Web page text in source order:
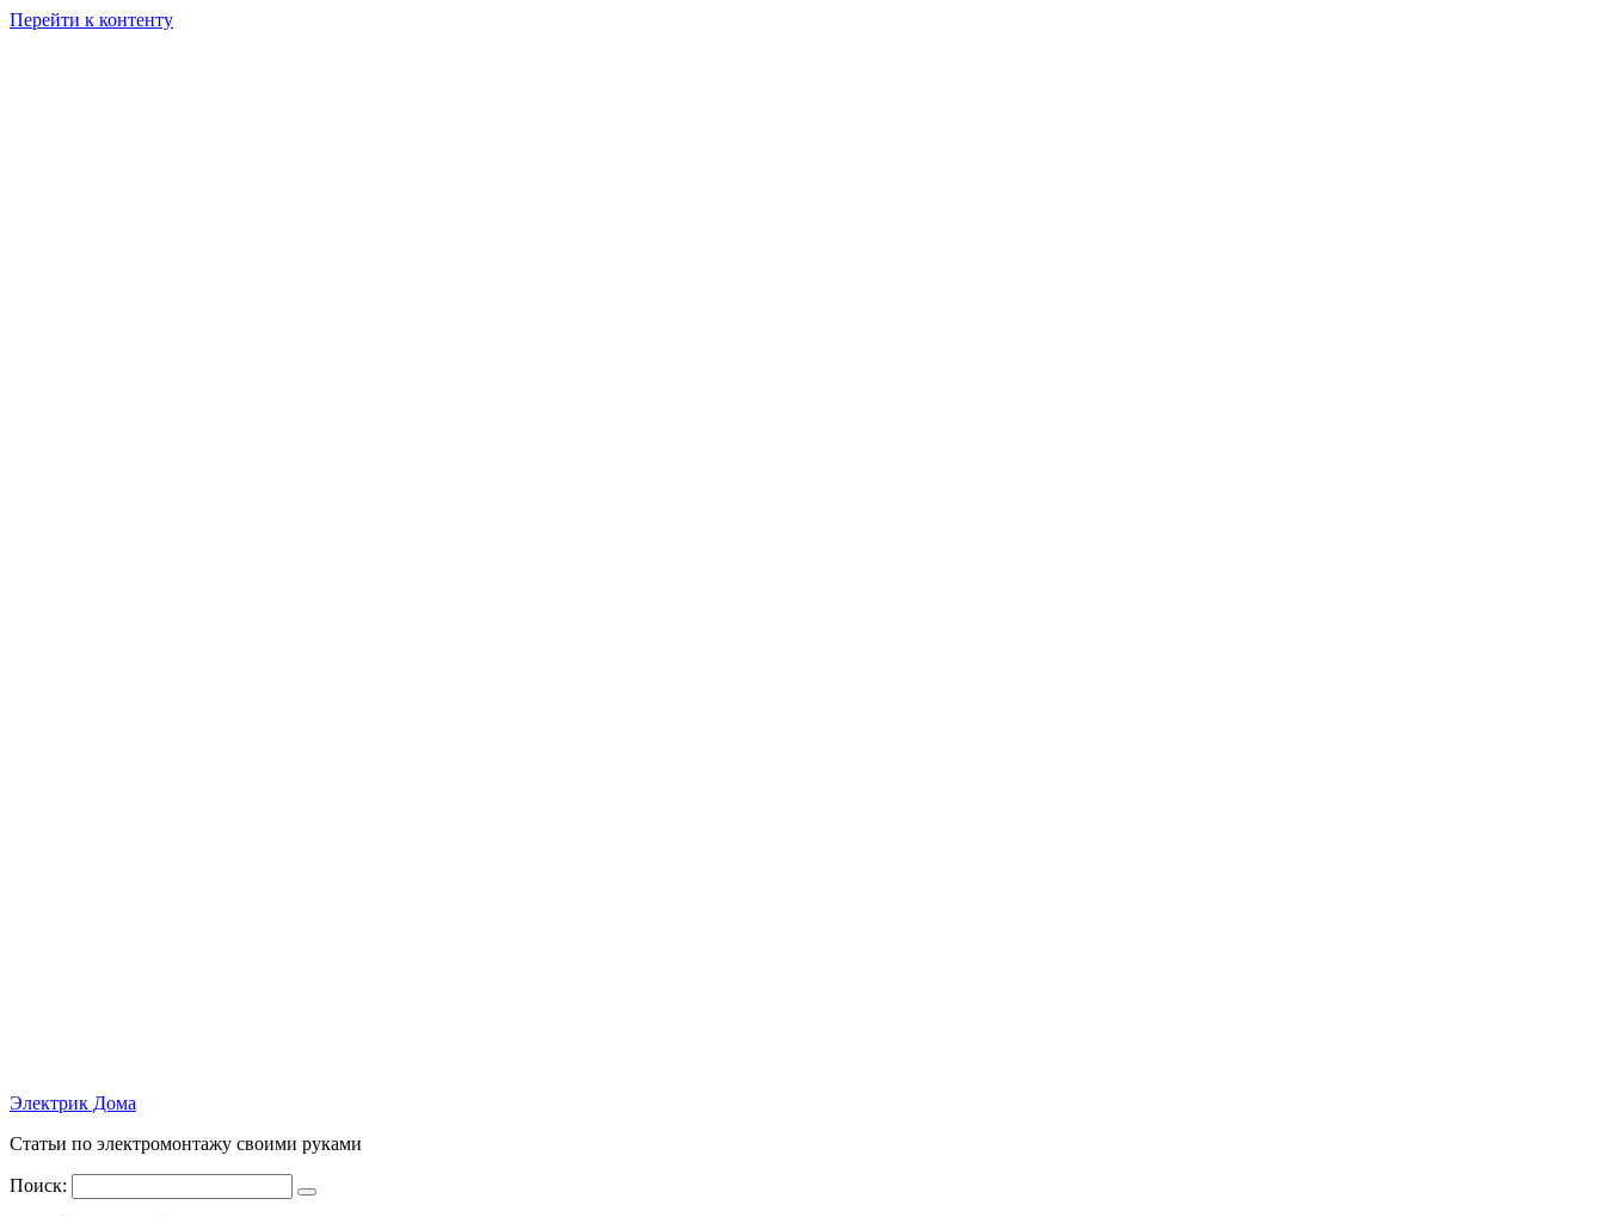
Перейти к контенту
Электрик Дома
Статьи по электромонтажу своими руками
Поиск: